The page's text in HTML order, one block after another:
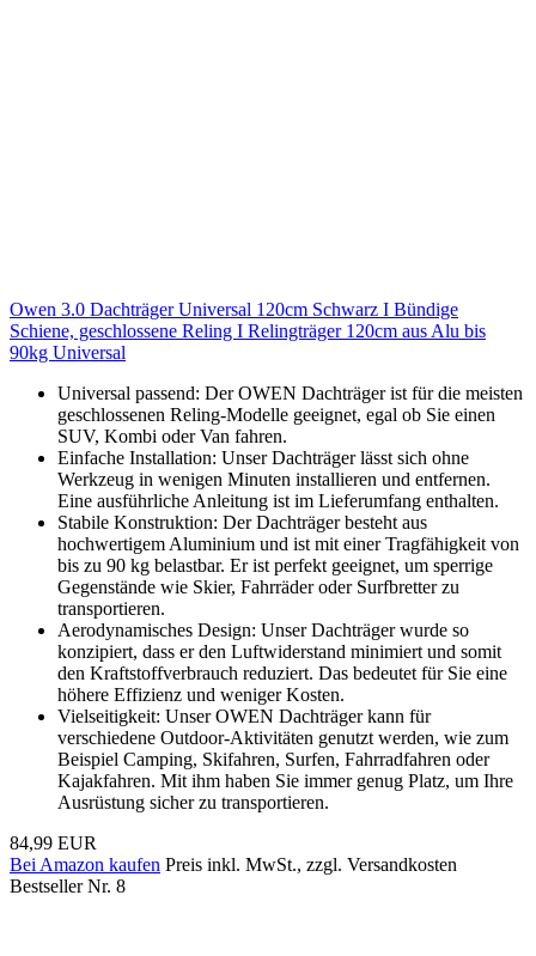
Owen 3.0 Dachträger Universal 120cm Schwarz I Bündige
Schiene, geschlossene Reling I Relingträger 120cm aus Alu bis
90kg Universal
Universal passend: Der OWEN Dachträger ist für die meisten
geschlossenen Reling-Modelle geeignet, egal ob Sie einen
SUV, Kombi oder Van fahren.
Einfache Installation: Unser Dachträger lässt sich ohne
Werkzeug in wenigen Minuten installieren und entfernen.
Eine ausführliche Anleitung ist im Lieferumfang enthalten.
Stabile Konstruktion: Der Dachträger besteht aus
hochwertigem Aluminium und ist mit einer Tragfähigkeit von
bis zu 90 kg belastbar. Er ist perfekt geeignet, um sperrige
Gegenstände wie Skier, Fahrräder oder Surfbretter zu
transportieren.
Aerodynamisches Design: Unser Dachträger wurde so
konzipiert, dass er den Luftwiderstand minimiert und somit
den Kraftstoffverbrauch reduziert. Das bedeutet für Sie eine
höhere Effizienz und weniger Kosten.
Vielseitigkeit: Unser OWEN Dachträger kann für
verschiedene Outdoor-Aktivitäten genutzt werden, wie zum
Beispiel Camping, Skifahren, Surfen, Fahrradfahren oder
Kajakfahren. Mit ihm haben Sie immer genug Platz, um Ihre
Ausrüstung sicher zu transportieren.
84,99 EUR
Bei Amazon kaufen Preis inkl. MwSt., zzgl. Versandkosten
Bestseller Nr. 8